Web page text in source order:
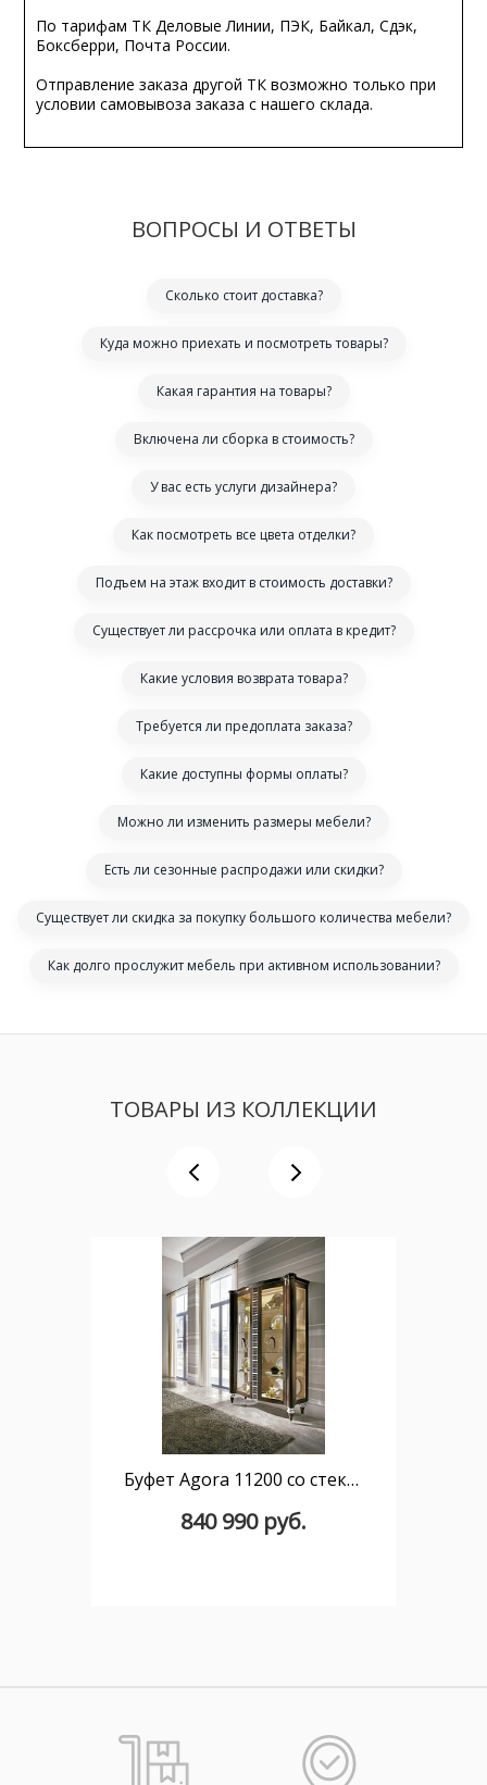
По тарифам ТК Деловые Линии, ПЭК, Байкал, Сдэк,
Боксберри, Почта России.
Отправление заказа другой ТК возможно только при
условии самовывоза заказа с нашего склада.
ВОПРОСЫ И ОТВЕТЫ
Сколько стоит доставка?
Куда можно приехать и посмотреть товары?
Какая гарантия на товары?
Включена ли сборка в стоимость?
У вас есть услуги дизайнера?
Как посмотреть все цвета отделки?
Подъем на этаж входит в стоимость доставки?
Существует ли рассрочка или оплата в кредит?
Какие условия возврата товара?
Требуется ли предоплата заказа?
Какие доступны формы оплаты?
Можно ли изменить размеры мебели?
Есть ли сезонные распродажи или скидки?
Существует ли скидка за покупку большого количества мебели?
Как долго прослужит мебель при активном использовании?
ТОВАРЫ ИЗ КОЛЛЕКЦИИ
Буфет Agora 11200 со стеклянными дверцами 140 см
840 990 руб.